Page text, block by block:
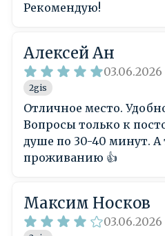
Рекомендую!
Алексей Ан
03.06.2026
2gis
Отличное место.
Вопросы только к
душе по 30-40 минут.
проживанию 👍
Максим Носков
03.06.2026